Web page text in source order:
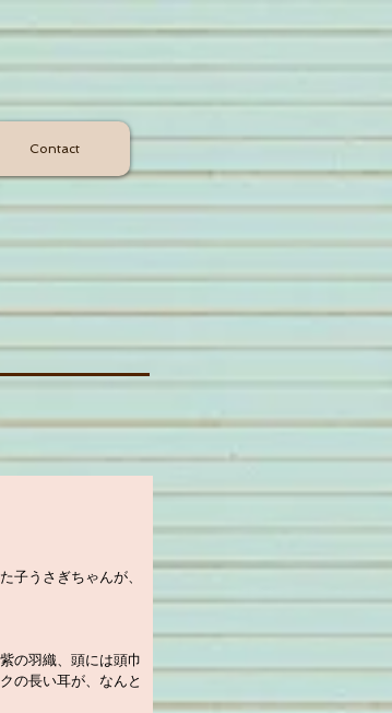
Contact
子うさぎちゃんが、
の羽織、頭には頭巾
の長い耳が、なんと